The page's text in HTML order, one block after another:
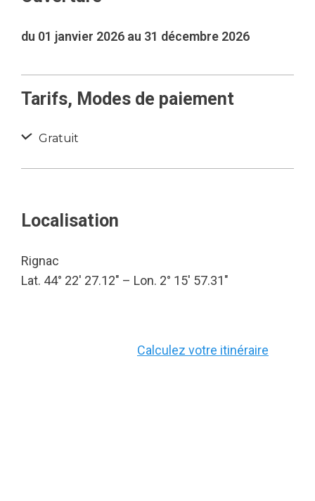
du 01 janvier 2026 au 31 décembre 2026
Tarifs, Modes de paiement
Gratuit
Localisation
Rignac
Lat. 44° 22′ 27.12″ – Lon. 2° 15′ 57.31″
Calculez votre itinéraire